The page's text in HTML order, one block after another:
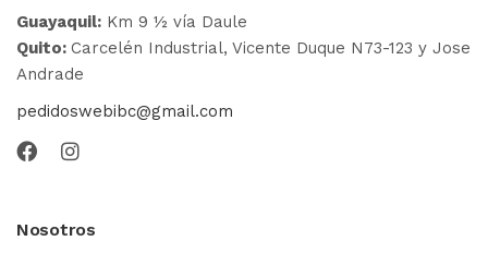
Guayaquil: Km 9 ½ vía Daule
Quito: Carcelén Industrial, Vicente Duque N73-123 y Jose
Andrade
pedidoswebibc@gmail.com
Nosotros